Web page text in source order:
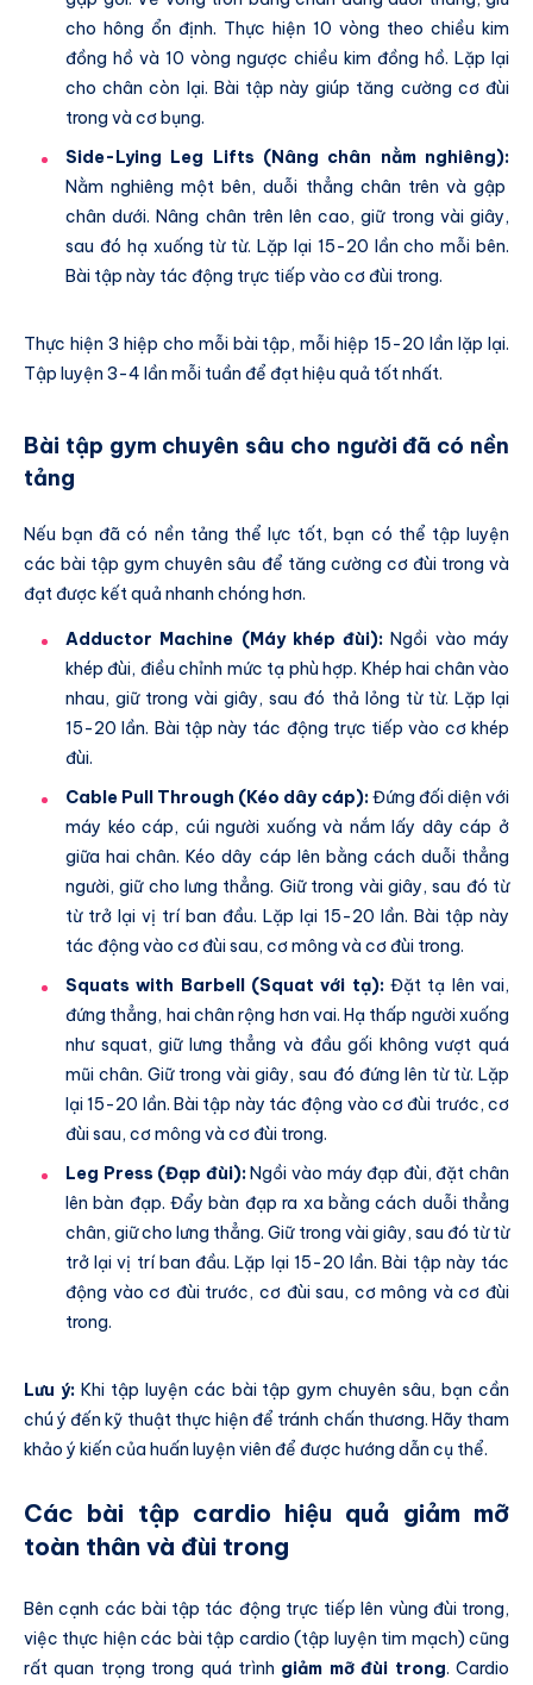
cho hông ổn định. Thực hiện 10 vòng theo chiều kim
đồng hồ và 10 vòng ngược chiều kim đồng hồ. Lặp lại
cho chân còn lại. Bài tập này giúp tăng cường cơ đùi
trong và cơ bụng.
Side-Lying Leg Lifts (Nâng chân nằm nghiêng):
Nằm nghiêng một bên, duỗi thẳng chân trên và gập
chân dưới. Nâng chân trên lên cao, giữ trong vài giây,
sau đó hạ xuống từ từ. Lặp lại 15-20 lần cho mỗi bên.
Bài tập này tác động trực tiếp vào cơ đùi trong.
Thực hiện 3 hiệp cho mỗi bài tập, mỗi hiệp 15-20 lần lặp lại.
Tập luyện 3-4 lần mỗi tuần để đạt hiệu quả tốt nhất.
Bài tập gym chuyên sâu cho người đã có nền
tảng
Nếu bạn đã có nền tảng thể lực tốt, bạn có thể tập luyện
các bài tập gym chuyên sâu để tăng cường cơ đùi trong và
đạt được kết quả nhanh chóng hơn.
Adductor Machine (Máy khép đùi): Ngồi vào máy
khép đùi, điều chỉnh mức tạ phù hợp. Khép hai chân vào
nhau, giữ trong vài giây, sau đó thả lỏng từ từ. Lặp lại
15-20 lần. Bài tập này tác động trực tiếp vào cơ khép
đùi.
Cable Pull Through (Kéo dây cáp):Đứng đối diện với
máy kéo cáp, cúi người xuống và nắm lấy dây cáp ở
giữa hai chân. Kéo dây cáp lên bằng cách duỗi thẳng
người, giữ cho lưng thẳng. Giữ trong vài giây, sau đó từ
từ trở lại vị trí ban đầu. Lặp lại 15-20 lần. Bài tập này
tác động vào cơ đùi sau, cơ mông và cơ đùi trong.
Squats with Barbell (Squat với tạ):Đặt tạ lên vai,
đứng thẳng, hai chân rộng hơn vai. Hạ thấp người xuống
như squat, giữ lưng thẳng và đầu gối không vượt quá
mũi chân. Giữ trong vài giây, sau đó đứng lên từ từ. Lặp
lại 15-20 lần. Bài tập này tác động vào cơ đùi trước, cơ
đùi sau, cơ mông và cơ đùi trong.
Leg Press (Đạp đùi):Ngồi vào máy đạp đùi, đặt chân
lên bàn đạp. Đẩy bàn đạp ra xa bằng cách duỗi thẳng
chân, giữ cho lưng thẳng. Giữ trong vài giây, sau đó từ từ
trở lại vị trí ban đầu. Lặp lại 15-20 lần. Bài tập này tác
động vào cơ đùi trước, cơ đùi sau, cơ mông và cơ đùi
trong.
Lưu ý:Khi tập luyện các bài tập gym chuyên sâu, bạn cần
chú ý đến kỹ thuật thực hiện để tránh chấn thương. Hãy tham
khảo ý kiến của huấn luyện viên để được hướng dẫn cụ thể.
Các bài tập cardio hiệu quả giảm mỡ
toàn thân và đùi trong
Bên cạnh các bài tập tác động trực tiếp lên vùng đùi trong,
việc thực hiện các bài tập cardio (tập luyện tim mạch) cũng
rất quan trọng trong quá trình giảm mỡ đùi trong. Cardio